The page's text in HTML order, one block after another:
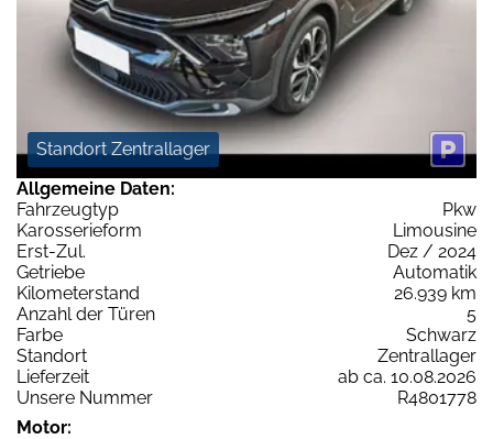
Standort Zentrallager
Allgemeine Daten:
Fahrzeugtyp
Pkw
Karosserieform
Limousine
Erst-Zul.
Dez / 2024
Getriebe
Automatik
Kilometerstand
26.939 km
Anzahl der Türen
5
Farbe
Schwarz
Standort
Zentrallager
Lieferzeit
ab ca. 10.08.2026
Unsere Nummer
R4801778
Motor: